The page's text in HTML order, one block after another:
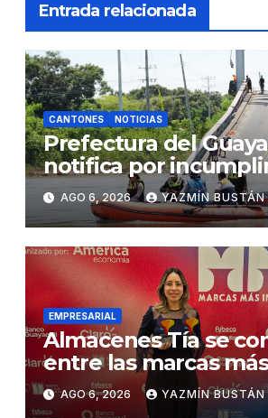
Entrada relacionada
CANTONES NOTICIAS
Prefectura del
notifica por
contractual a la
CONORTE y exige
en desmontaje del
Gonzalo Icaza
Daule
AGO 6, 2026 YAZMÍN BUSTÁN
EMPRESARIAL
Almacenes Tía se
entre las marcas más
influyentes del
AGO 6, 2026 YAZMÍN BUSTÁN